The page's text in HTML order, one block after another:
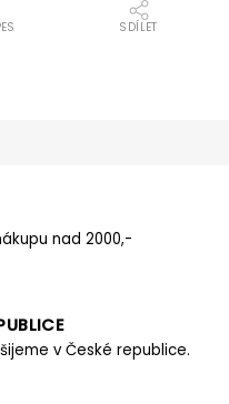
SDÍLET
nad 2000,-
v České republice.